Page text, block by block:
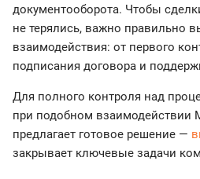
документооборота. Чтобы
не терялись, важно правильно
взаимодействия: от первого
подписания договора и
Для полного контроля над
при подобном взаимодействии
предлагает готовое решение —
закрывает ключевые задачи